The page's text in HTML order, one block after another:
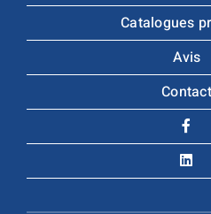
Catalogues
Avis
Contact